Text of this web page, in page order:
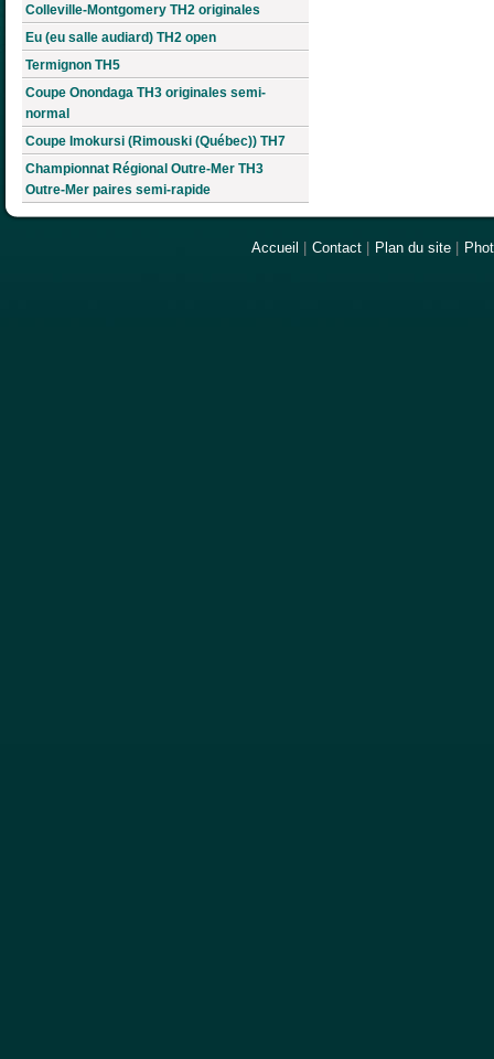
Colleville-Montgomery TH2 originales
Eu (eu salle audiard) TH2 open
Termignon TH5
Coupe Onondaga TH3 originales semi-
normal
Coupe Imokursi (Rimouski (Québec)) TH7
Championnat Régional Outre-Mer TH3
Outre-Mer paires semi-rapide
Accueil Contact Plan du site